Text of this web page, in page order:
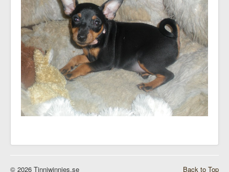
Back to Top
© 2026 Tinniwinnies.se